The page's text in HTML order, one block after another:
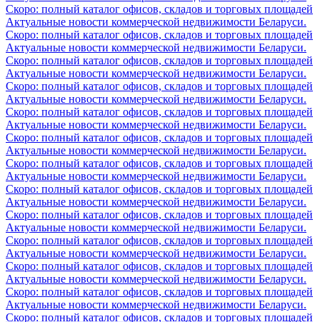
Скоро: полный каталог офисов, складов и торговых площадей
Актуальные новости коммерческой недвижимости Беларуси.
Скоро: полный каталог офисов, складов и торговых площадей
Актуальные новости коммерческой недвижимости Беларуси.
Скоро: полный каталог офисов, складов и торговых площадей
Актуальные новости коммерческой недвижимости Беларуси.
Скоро: полный каталог офисов, складов и торговых площадей
Актуальные новости коммерческой недвижимости Беларуси.
Скоро: полный каталог офисов, складов и торговых площадей
Актуальные новости коммерческой недвижимости Беларуси.
Скоро: полный каталог офисов, складов и торговых площадей
Актуальные новости коммерческой недвижимости Беларуси.
Скоро: полный каталог офисов, складов и торговых площадей
Актуальные новости коммерческой недвижимости Беларуси.
Скоро: полный каталог офисов, складов и торговых площадей
Актуальные новости коммерческой недвижимости Беларуси.
Скоро: полный каталог офисов, складов и торговых площадей
Актуальные новости коммерческой недвижимости Беларуси.
Скоро: полный каталог офисов, складов и торговых площадей
Актуальные новости коммерческой недвижимости Беларуси.
Скоро: полный каталог офисов, складов и торговых площадей
Актуальные новости коммерческой недвижимости Беларуси.
Скоро: полный каталог офисов, складов и торговых площадей
Актуальные новости коммерческой недвижимости Беларуси.
Скоро: полный каталог офисов, складов и торговых площадей